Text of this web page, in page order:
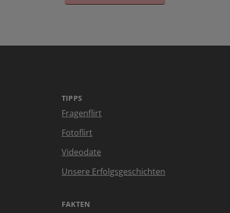
TIPPS
Fragenflirt
Fotoflirt
Videodate
Unsere Erfolgsgeschichten
FAKTEN